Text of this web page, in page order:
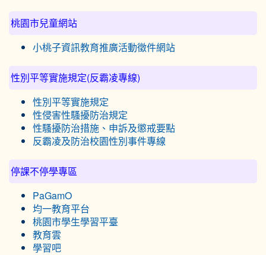
桃園市兒童網站
小桃子資訊教育推廣活動徵件網站
性別平等實施規定(反霸凌專線)
性別平等實施規定
性侵害性騷擾防治規定
性騷擾防治措施、申訴及懲戒要點
反霸凌及防治校園性別事件專線
停課不停學專區
PaGamO
均一教育平台
桃園市學生學習平臺
教育雲
學習吧